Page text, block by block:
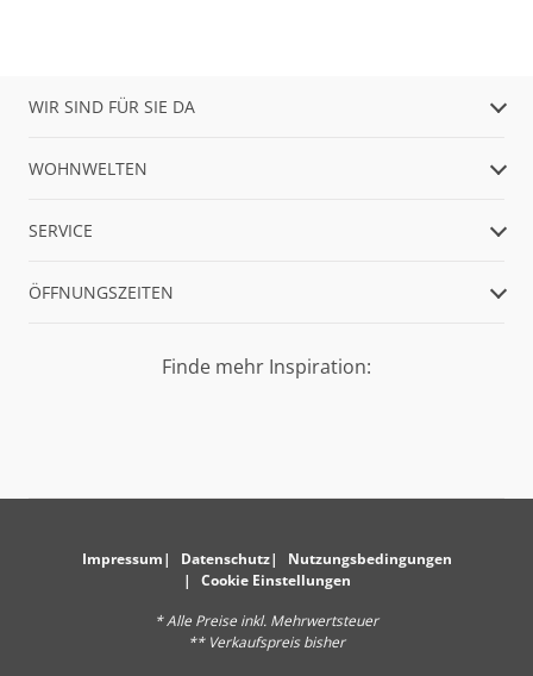
WIR SIND FÜR SIE DA
WOHNWELTEN
SERVICE
ÖFFNUNGSZEITEN
Finde mehr Inspiration:
Impressum Datenschutz
Nutzungsbedingungen
Cookie Einstellungen
* Alle Preise inkl. Mehrwertsteuer
** Verkaufspreis bisher